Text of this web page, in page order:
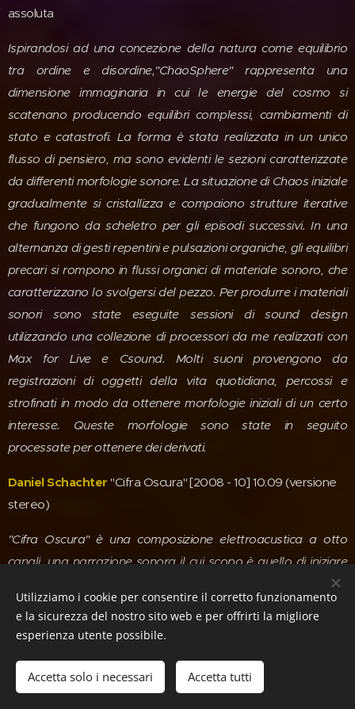
assoluta
Ispirandosi ad una concezione della natura come equilibrio
tra ordine e disordine,"ChaoSphere" rappresenta una
dimensione immaginaria in cui le energie del cosmo si
scatenano producendo equilibri complessi, cambiamenti di
stato e catastrofi. La forma è stata realizzata in un unico
flusso di pensiero, ma sono evidenti le sezioni caratterizzate
da differenti morfologie sonore. La situazione di Chaos iniziale
gradualmente si cristallizza e compaiono strutture iterative
che fungono da scheletro per gli episodi successivi. In una
alternanza di gesti repentini e pulsazioni organiche, gli equilibri
precari si rompono in flussi organici di materiale sonoro, che
caratterizzano lo svolgersi del pezzo. Per produrre i materiali
sonori sono state eseguite sessioni di sound design
utilizzando una collezione di processori da me realizzati con
Max for Live e Csound. Molti suoni provengono da
registrazioni di oggetti della vita quotidiana, percossi e
strofinati in modo da ottenere morfologie iniziali di un certo
interesse. Queste morfologie sono state in seguito
processate per ottenere dei derivati.
Daniel Schachter "Cifra Oscura" [2008 - 10] 10:09 (versione
stereo)
"Cifra Oscura" è una composizione elettroacustica a otto
canali, una narrazione sonora il cui scopo è quello di iniziare
un cammino nella nostra memoria percettiva. Il pezzo
propone all'ascolto una serie di caratteri o personaggi sonici
che si riferiscono a sensazioni, stati d'animo, circostanze,
momento, hanno lasciato tracce riconoscibili nelle nostre
menti. Cifra Oscura" rappresenta un universo di tensioni
Utilizziamo i cookie per consentire il corretto funzionamento
e la sicurezza del nostro sito web e per offrirti la migliore
esperienza utente possibile.
Accetta solo i necessari Accetta tutti